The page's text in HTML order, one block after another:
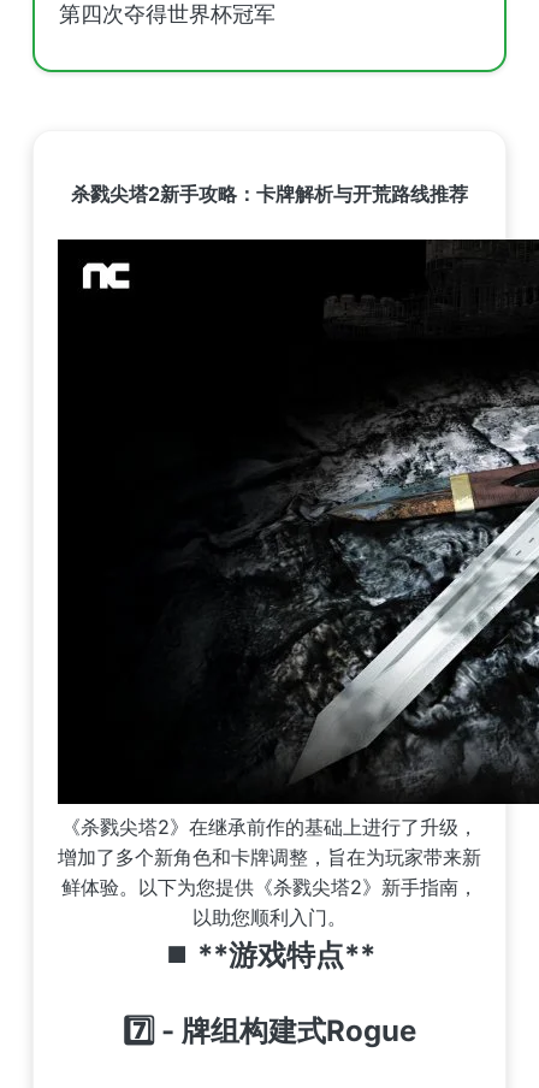
第四次夺得世界杯冠军
杀戮尖塔2新手攻略：卡牌解析与开荒路线推荐
《杀戮尖塔2》在继承前作的基础上进行了升级，
增加了多个新角色和卡牌调整，旨在为玩家带来新
鲜体验。以下为您提供《杀戮尖塔2》新手指南，
以助您顺利入门。
⏹️ **游戏特点**
7️⃣ - 牌组构建式Rogue